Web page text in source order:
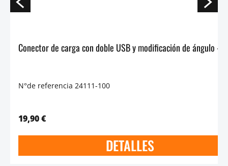
Conector de carga con
N°de referencia 24111-100
19,90 €
DETALLES